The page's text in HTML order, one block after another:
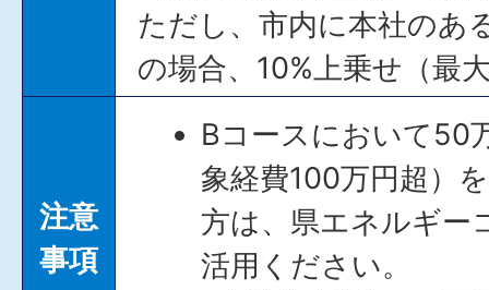
ただし、市内に本社のあ
の場合、10%上乗せ（最
注意
事項
Bコースにおいて50
象経費100万円超）
方は、県エネルギー
活用ください。